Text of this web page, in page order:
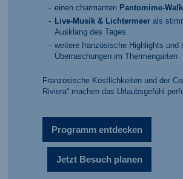
einen charmanten Pantomime-
Live-Musik & Lichtermeer als
Ausklang des Tages
weitere französische Highlights und
Überraschungen im Thermengarten
Französische Köstlichkeiten und der
Riviera“ machen das Urlaubsgefühl
Programm entdecken
Jetzt Besuch planen